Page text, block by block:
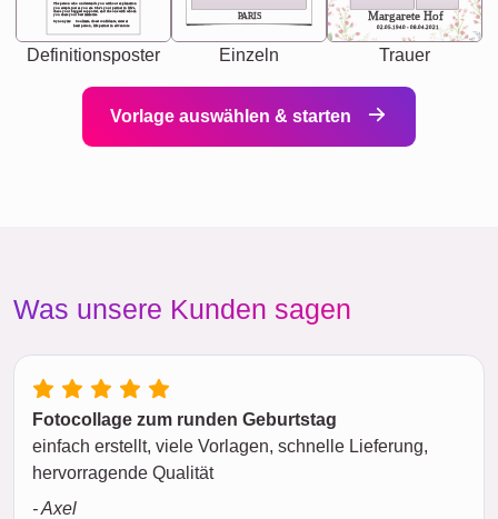
Synonyms: Soulmate, closet confidante, sister at
heart person, life partner in adventure.
The person who understands you without explanation
you accepts just as you are. She's your partner in life's,
chaos your biggest supporter, and the one with whom
you share your best memories.
Definitionsposter
PARIS
Einzeln
Margarete Hof
02.05.1940 - 08.04.2021
Trauer
Vorlage auswählen & starten
Was unsere Kunden sagen
Fotocollage zum runden Geburtstag
einfach erstellt, viele Vorlagen, schnelle Lieferung,
hervorragende Qualität
- Axel